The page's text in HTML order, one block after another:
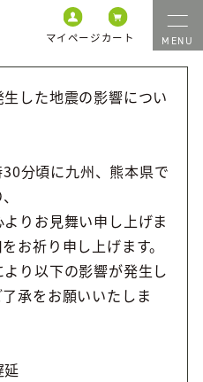
マイページカート
した地震の影響につい
分頃に九州、熊本県で
りお見舞い申し上げま
お祈り申し上げます。
り以下の影響が発生し
承をお願いいたしま